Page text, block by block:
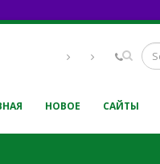
НОВОЕ САЙТЫ